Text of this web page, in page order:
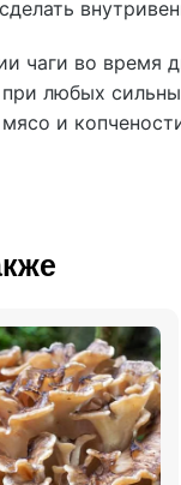
чаги во время
любых
и